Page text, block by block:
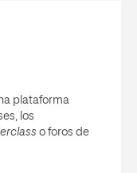
plataforma
los
o foros de